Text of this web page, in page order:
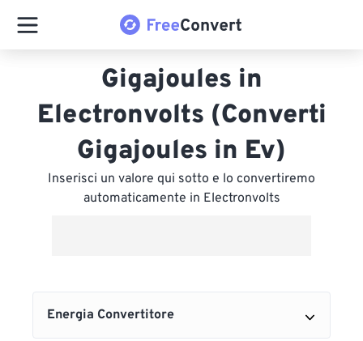
Gigajoules in
Electronvolts (Converti
Gigajoules in Ev)
Inserisci un valore qui sotto e lo convertiremo
automaticamente in Electronvolts